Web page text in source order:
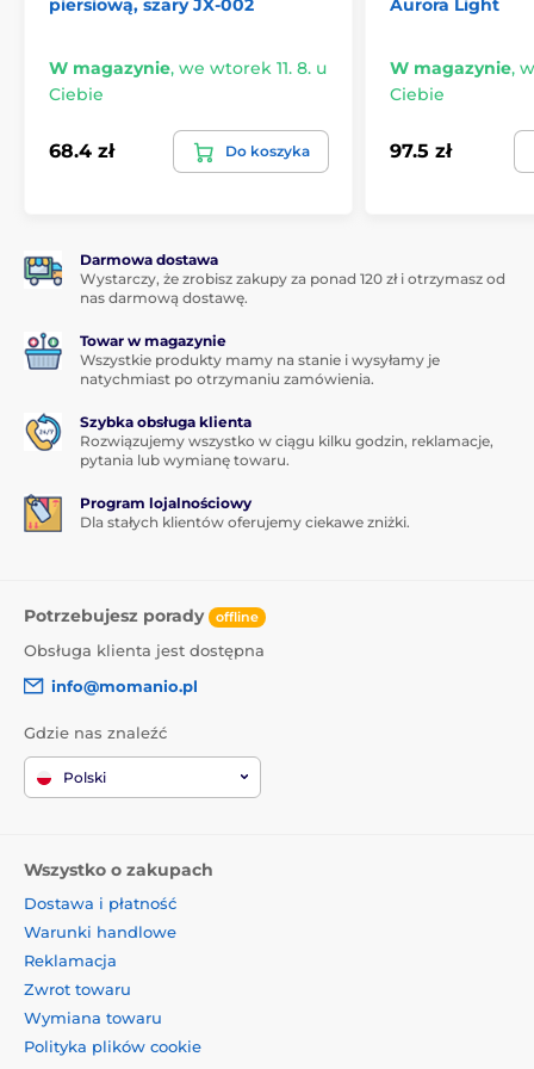
piersiową, szary JX-002
W magazynie, we wtorek 11. 8. u
Ciebie
68.4 zł Do koszyka
Aurora Light
W magazynie,
Ciebie
97.5 zł
Darmowa dostawa
Wystarczy, że zrobisz zakupy za ponad 120 zł i otrzymasz od
nas darmową dostawę.
Towar w magazynie
Wszystkie produkty mamy na stanie i wysyłamy je
natychmiast po otrzymaniu zamówienia.
Szybka obsługa klienta
Rozwiązujemy wszystko w ciągu kilku godzin, reklamacje,
pytania lub wymianę towaru.
Program lojalnościowy
Dla stałych klientów oferujemy ciekawe zniżki.
Potrzebujesz porady offline
Obsługa klienta jest dostępna
info@momanio.pl
Gdzie nas znaleźć
Polski
Wszystko o zakupach
Dostawa i płatność
Warunki handlowe
Reklamacja
Zwrot towaru
Wymiana towaru
Polityka plików cookie